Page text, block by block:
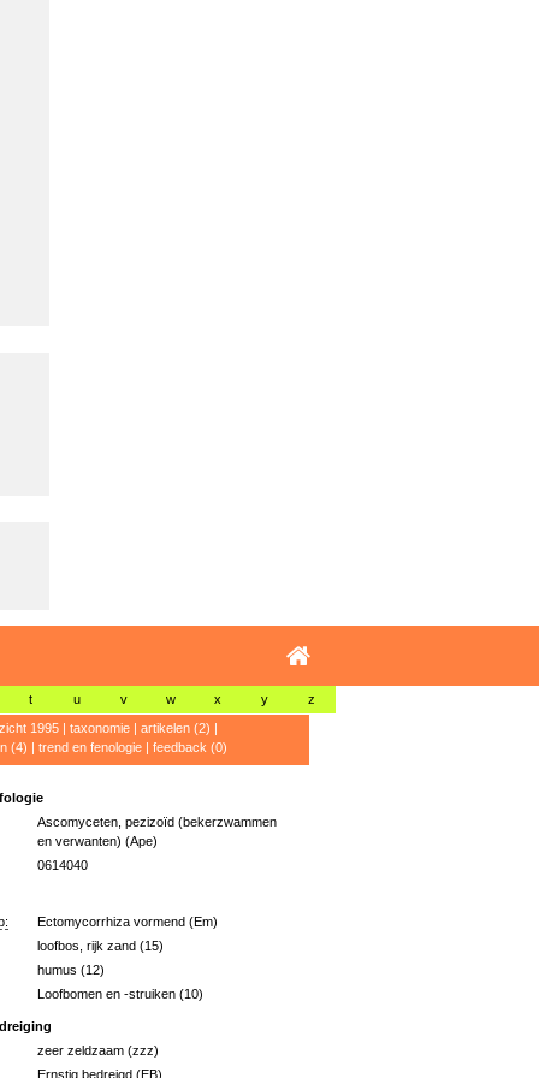
t u v w x y z
1995| taxonomie| artikelen (2) |
(4) | trend en fenologie| feedback (0)
Ascomyceten, pezizoïd (bekerzwammen
en verwanten) (Ape)
0614040
Ectomycorrhiza vormend (Em)
loofbos, rijk zand (15)
humus (12)
Loofbomen en -struiken (10)
zeer zeldzaam (zzz)
Ernstig bedreigd (EB)